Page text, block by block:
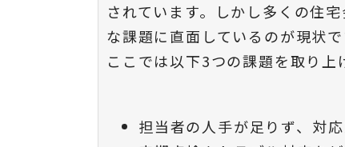
されています。しかし多くの住
な課題に直面しているのが現状で
ここでは以下3つの課題を取り上
担当者の人手が足りず、対